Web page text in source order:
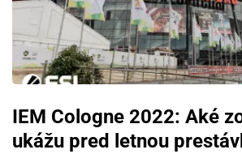
IEM Cologne 2022: Aké
ukážu pred letnou